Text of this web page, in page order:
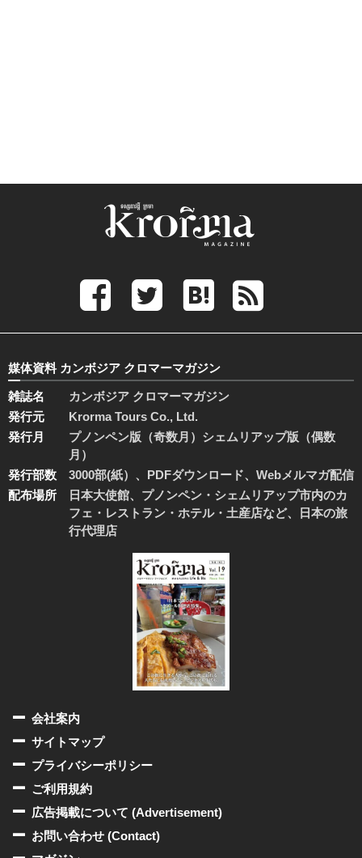
媒体資料 カンボジア クロマーマガジン
雑誌名
カンボジア クロマーマガジン
発行元
Krorma Tours Co., Ltd.
発行月
プノンペン版（奇数月）シェムリアップ版（偶数
月）
発行部数
3000部(紙）、PDFダウンロード、Webメルマガ配信
配布場所
日本大使館、プノンペン・シェムリアップ市内のカ
フェ・レストラン・ホテル・土産店など、日本の旅
行代理店
会社案内
サイトマップ
プライバシーポリシー
ご利用規約
広告掲載について (Advertisement)
お問い合わせ (Contact)